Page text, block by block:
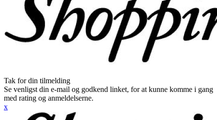
Tak for din tilmelding
Se venligst din e-mail og godkend linket, for at kunne komme i gang
med rating og anmeldelserne.
x